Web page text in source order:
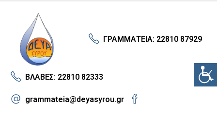
ΓΡΑΜΜΑΤΕΙΑ: 22810 87929
ΒΛΑΒΕΣ: 22810 82333
grammateia@deyasyrou.gr